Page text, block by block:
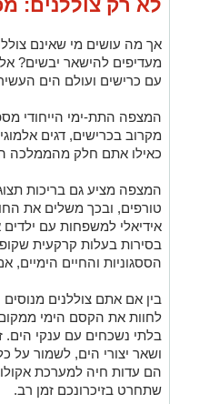
לא רק צוללנים:
אך מה עושים מי שאינם
מעדיפים להישאר יבשים?
עם כרישים ועולם הים
המצפה התת-ימי הייחודי
מקרוב בכרישים, דגים
כאילו אתם חלק מהממלכה
המצפה מציע גם בריכות
טורפים, ובכך משלים את
אידיאלי למשפחות עם
בסירות בעלות קרקעית
הססגוניות והחיים הימיים,
בין אם אתם צוללנים
לחוות את הקסם הימי
בלתי נשכחים עם ענקי
ושאר יצורי הים, לשמור על
הם עדות חיה למערכת
שתחרט בזיכרונכם זמן רב.